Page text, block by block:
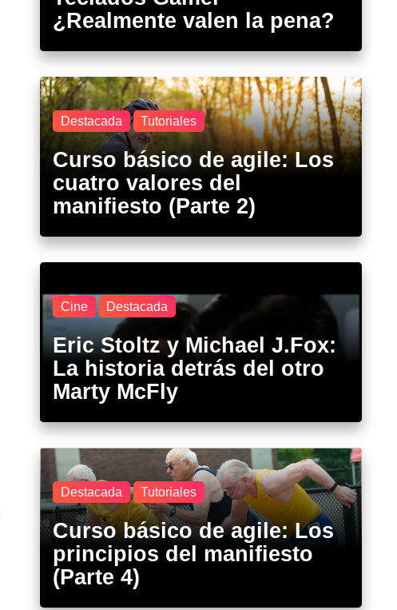
¿Realmente valen la pena?
Destacada Tutoriales
Curso básico de agile: Los
cuatro valores del
manifiesto (Parte 2)
Cine Destacada
Eric Stoltz y Michael J.Fox:
La historia detrás del otro
Marty McFly
Destacada Tutoriales
Curso básico de agile: Los
principios del manifiesto
(Parte 4)